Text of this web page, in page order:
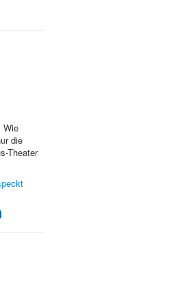
Wie
die
Theater